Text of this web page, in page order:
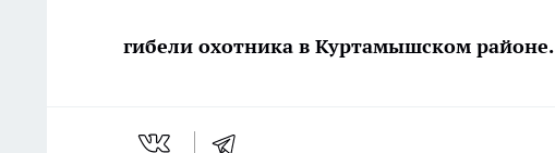
гибели охотника в Куртамышском районе.